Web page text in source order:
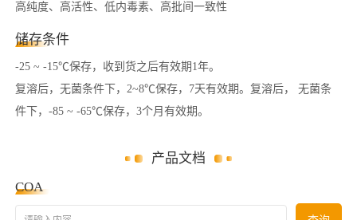
高纯度、高活性、低内毒素、高批间一致性
储存条件
-25 ~ -15℃保存，收到货之后有效期1年。
复溶后，无菌条件下，2~8℃保存，7天有效期。复溶后， 无菌条
件下，-85 ~ -65℃保存，3个月有效期。
产品文档
COA